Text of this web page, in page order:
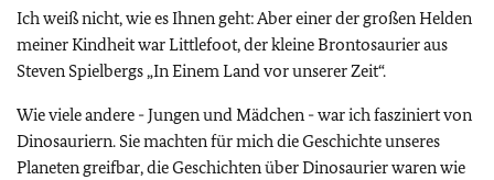
Ich weiß nicht, wie es Ihnen geht: Aber einer der großen Helden
meiner Kindheit warLittlefoot, der kleine Brontosaurier aus
Steven Spielbergs „In Einem Land vor unserer Zeit“.
Wie viele andere - Jungen und Mädchen - war ich fasziniert von
Dinosauriern. Sie machten für mich die Geschichte unseres
Planeten greifbar, die Geschichten über Dinosaurier waren wie